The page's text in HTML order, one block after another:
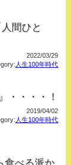
間ひと
2022/03/29
人生100年時代
・・・・！
2019/04/02
人生100年時代
食べる派か